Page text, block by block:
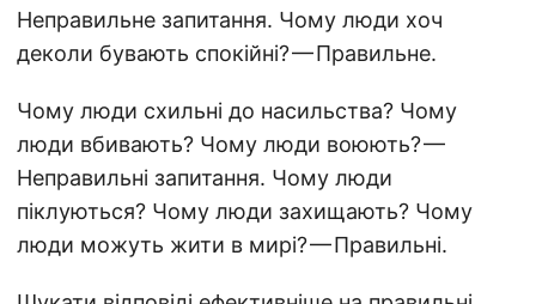
Неправильне запитання. Чому люди хоч
деколи бувають спокійні? — Правильне.
Чому люди схильні до насильства? Чому
люди вбивають? Чому люди воюють? —
Неправильні запитання. Чому люди
піклуються? Чому люди захищають? Чому
люди можуть жити в мирі? — Правильні.